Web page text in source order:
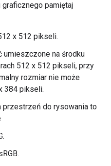
pamiętaj
x 512 pikseli.
umieszczone na środku
512 x 512 pikseli, przy
rozmiar nie może
384 pikseli.
przestrzeń do rysowania to